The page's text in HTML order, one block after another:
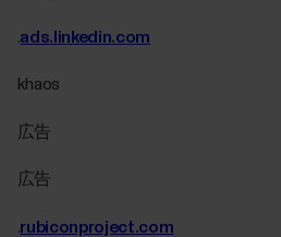
.ads.linkedin.com
khaos
広告
広告
.rubiconproject.com